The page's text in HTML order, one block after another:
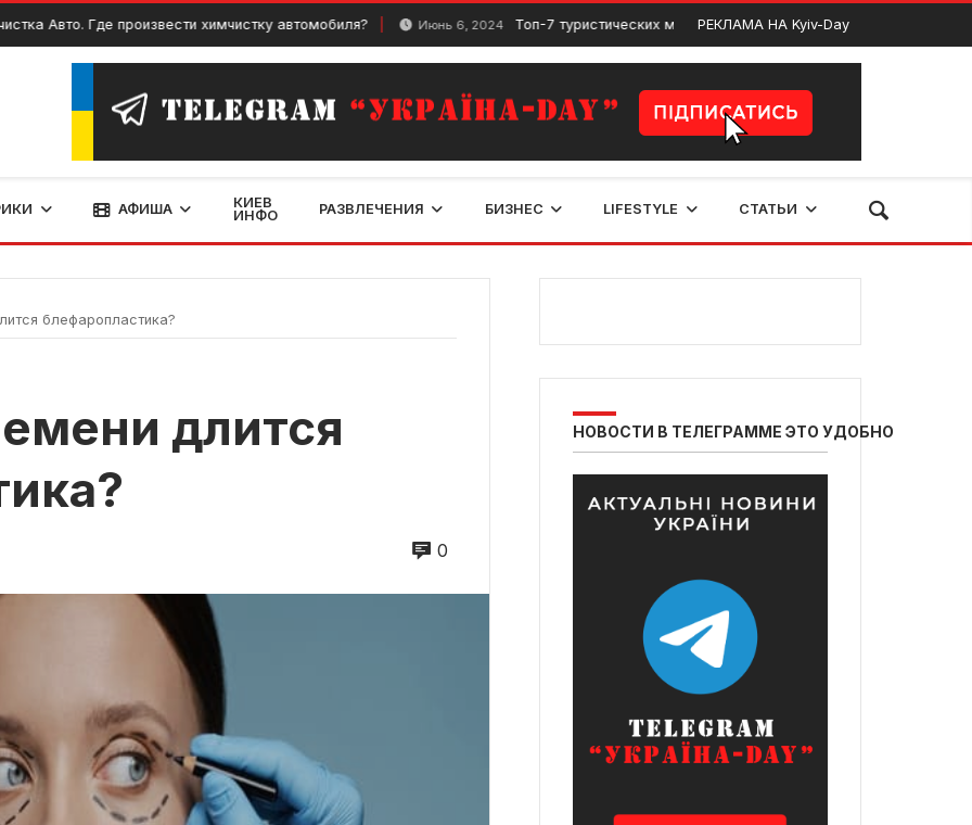
Где произвести химчистку автомобиля? Июнь 6, 2024 Топ-7 туристических мест в Киеве Сентябрь 20, 2024
РЕКЛАМА НА Kyiv-Day
АФИША
КИЕВ
ИНФО
РАЗВЛЕЧЕНИЯ БИЗНЕС LIFESTYLE СТАТЬИ
блефаропластика?
длится
0
НОВОСТИ В ТЕЛЕГРАММЕ ЭТО УДОБНО